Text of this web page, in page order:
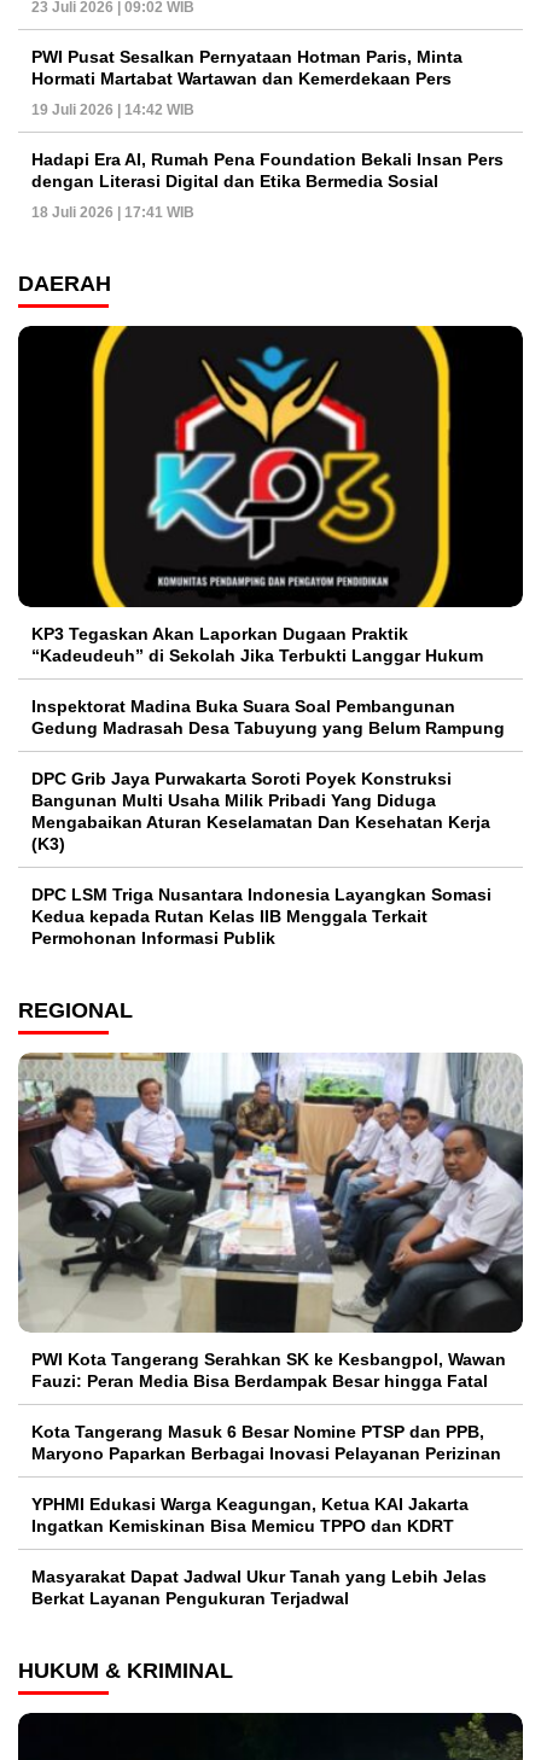
23 Juli 2026 | 09:02 WIB
PWI Pusat Sesalkan Pernyataan Hotman Paris, Minta
Hormati Martabat Wartawan dan Kemerdekaan Pers
19 Juli 2026 | 14:42 WIB
Hadapi Era AI, Rumah Pena Foundation Bekali Insan Pers
dengan Literasi Digital dan Etika Bermedia Sosial
18 Juli 2026 | 17:41 WIB
DAERAH
KP3 Tegaskan Akan Laporkan Dugaan Praktik
“Kadeudeuh” di Sekolah Jika Terbukti Langgar Hukum
Inspektorat Madina Buka Suara Soal Pembangunan
Gedung Madrasah Desa Tabuyung yang Belum Rampung
DPC Grib Jaya Purwakarta Soroti Poyek Konstruksi
Bangunan Multi Usaha Milik Pribadi Yang Diduga
Mengabaikan Aturan Keselamatan Dan Kesehatan Kerja
(K3)
DPC LSM Triga Nusantara Indonesia Layangkan Somasi
Kedua kepada Rutan Kelas IIB Menggala Terkait
Permohonan Informasi Publik
REGIONAL
PWI Kota Tangerang Serahkan SK ke Kesbangpol, Wawan
Fauzi: Peran Media Bisa Berdampak Besar hingga Fatal
Kota Tangerang Masuk 6 Besar Nomine PTSP dan PPB,
Maryono Paparkan Berbagai Inovasi Pelayanan Perizinan
YPHMI Edukasi Warga Keagungan, Ketua KAI Jakarta
Ingatkan Kemiskinan Bisa Memicu TPPO dan KDRT
Masyarakat Dapat Jadwal Ukur Tanah yang Lebih Jelas
Berkat Layanan Pengukuran Terjadwal
HUKUM & KRIMINAL